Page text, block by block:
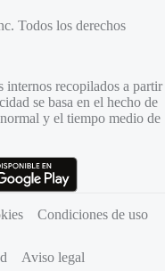
Todos los derechos
internos recopilados a partir
se basa en el hecho de
y el tiempo medio de
Condiciones de uso
Aviso legal